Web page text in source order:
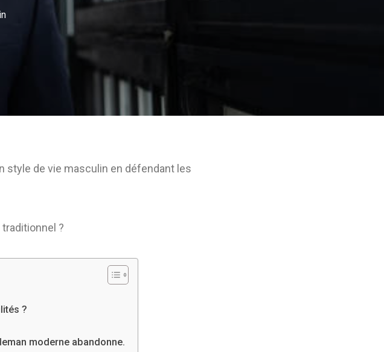
style de vie masculin en défendant les
traditionnel ?
?
moderne abandonne.